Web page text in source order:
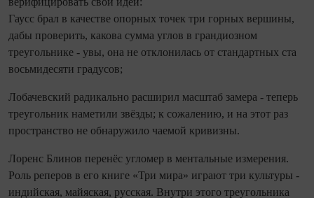
Гаусс брал в качестве опорных точек три горных вершины,
дабы проверить, какова сумма углов в грандиозном
треугольнике - увы, она не отклонилась от стандартных ста
восьмидесяти градусов;
Лобачевский радикально расширил масштаб замера - теперь
треугольник наметили звёзды; к сожалению, и на этот раз
пространство не обнаружило чаемой кривизны.
Лоренс Блинов перенёс угломер в ментальные измерения.
Роль реперов в его книге «Три мира» играют три культуры -
индийская, майяская, русская. Внутри этого треугольника